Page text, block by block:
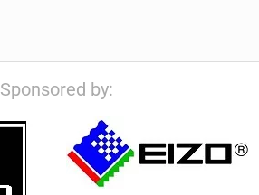
Sponsored by: